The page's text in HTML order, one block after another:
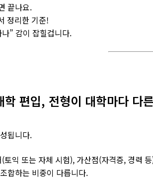
끝나요.
정리한 기준!
” 감이 잡힐겁니다.
학 편입, 전형이 대학마다 다
됩니다.
토익 또는 자체 시험), 가산점(자격증, 경력
합하는 비중이 다릅니다.